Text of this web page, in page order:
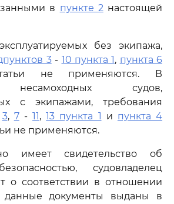
в пункте 2настоящей
без экипажа,
3- 10 пункта 1, пункта 6
не применяются. В
несамоходных судов,
с экипажами, требования
3, 7-11,13 пункта 1 и пункта 4
не применяются.
имеет свидетельство об
судовладелец
о соответствии в отношении
данные документы выданы в